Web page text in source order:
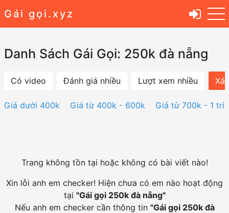
Gái gọi.xyz
Danh Sách Gái Gọi: 250k đà nẵng
Có video Đánh giá nhiều Lượt xem nhiều
Giá dưới 400k Giá từ 400k - 600k Giá từ 700k - 1
Trang không tồn tại hoặc không có bài viết nào!
Xin lỗi anh em checker! Hiện chưa có em nào hoạt động
tại "Gái gọi 250k đà nẵng"
Nếu anh em checker cần thông tin "Gái gọi 250k đà